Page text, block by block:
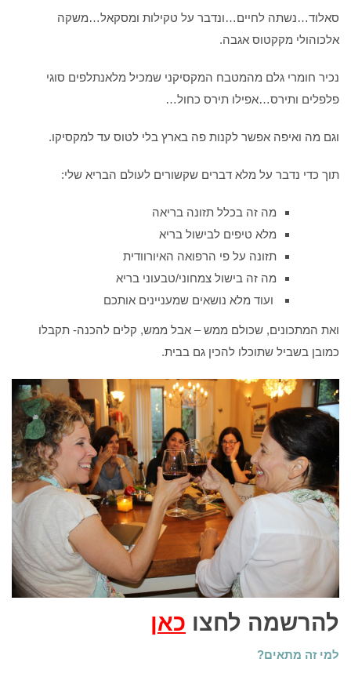
סאלוד…נשתה לחיים…ונדבר על טקילות ומסקאל…משקה
אלכוהולי מקקטוס אגבה.
נכיר חומרי גלם מהמטבח המקסיקני שמכיל מלאנתלפים סוגי
פלפלים ותירס…אפילו תירס כחול…
וגם מה ואיפה אפשר לקנות פה בארץ בלי לטוס עד למקסיקו.
תוך כדי נדבר על מלא דברים שקשורים לעולם הבריא שלי:
מה זה בכלל תזונה בריאה
מלא טיפים לבישול בריא
תזונה על פי הרפואה האיורוודית
מה זה בישול צמחוני/טבעוני בריא
ועוד מלא נושאים שמעניינים אותכם
ואת המתכונים, שכולם ממש – אבל ממש, קלים להכנה- תקבלו
כמובן בשביל שתוכלו להכין גם בבית.
להרשמה לחצו כאן
למי זה מתאים?